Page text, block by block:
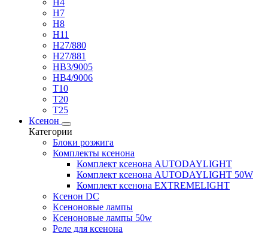
H4
H7
H8
H11
H27/880
H27/881
HB3/9005
HB4/9006
T10
T20
T25
Ксенон
Категории
Блоки розжига
Комплекты ксенона
Комплект ксенона AUTODAYLIGHT
Комплект ксенона AUTODAYLIGHT 50W
Комплект ксенона EXTREMELIGHT
Ксенон DC
Ксеноновые лампы
Ксеноновые лампы 50w
Реле для ксенона